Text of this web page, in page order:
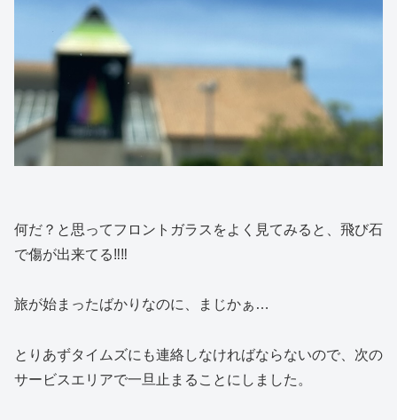
何だ？と思ってフロントガラスをよく見てみると、飛び石
で傷が出来てる‼️‼️
旅が始まったばかりなのに、まじかぁ…
とりあずタイムズにも連絡しなければならないので、次の
サービスエリアで一旦止まることにしました。